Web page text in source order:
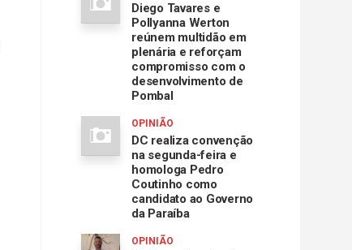
Diego Tavares e
Pollyanna Werton
reúnem multidão em
plenária e reforçam
compromisso com o
desenvolvimento de
Pombal
OPINIÃO
DC realiza convenção
na segunda-feira e
homologa Pedro
Coutinho como
candidato ao Governo
da Paraíba
OPINIÃO